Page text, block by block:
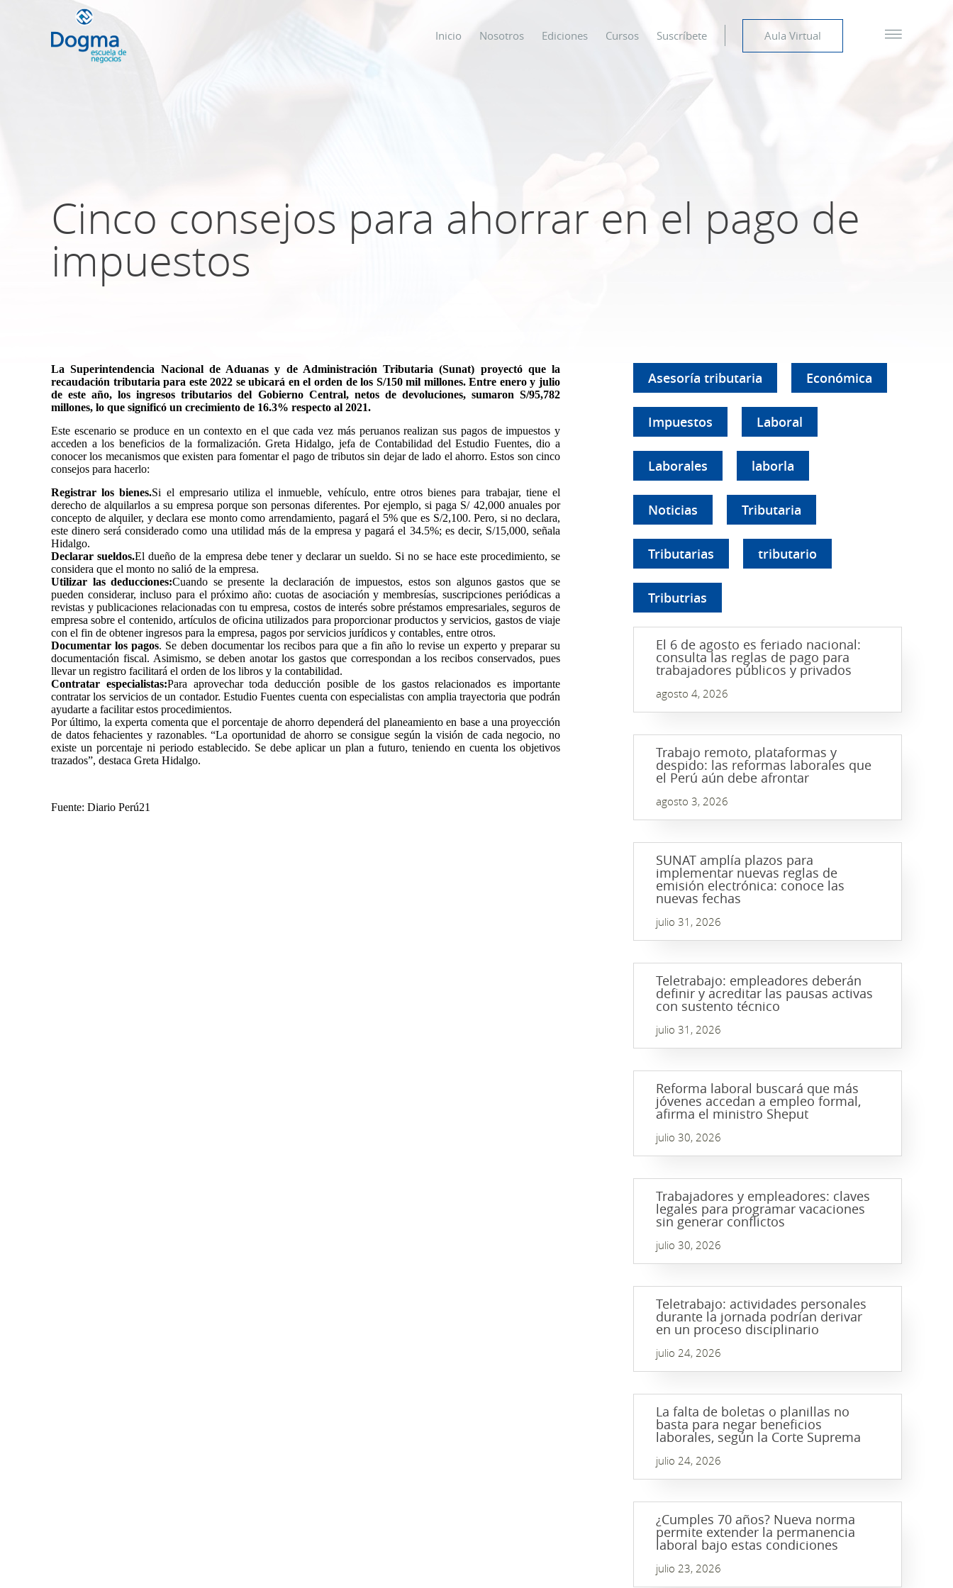
Inicio Nosotros Ediciones Cursos Suscríbete Aula Virtual
Cinco consejos para ahorrar en el pago de
impuestos
La Superintendencia Nacional de Aduanas y de Administración Tributaria (Sunat) proyectó que la
recaudación tributaria para este 2022 se ubicará en el orden de los S/150 mil millones. Entre enero y julio
de este año, los ingresos tributarios del Gobierno Central, netos de devoluciones, sumaron S/95,782
millones, lo que significó un crecimiento de 16.3% respecto al 2021.
Este escenario se produce en un contexto en el que cada vez más peruanos realizan sus pagos de impuestos y
acceden a los beneficios de la formalización. Greta Hidalgo, jefa de Contabilidad del Estudio Fuentes, dio a
conocer los mecanismos que existen para fomentar el pago de tributos sin dejar de lado el ahorro. Estos son cinco
consejos para hacerlo:
Registrar los bienes.Si el empresario utiliza el inmueble, vehículo, entre otros bienes para trabajar, tiene el
derecho de alquilarlos a su empresa porque son personas diferentes. Por ejemplo, si paga S/ 42,000 anuales por
concepto de alquiler, y declara ese monto como arrendamiento, pagará el 5% que es S/2,100. Pero, si no declara,
este dinero será considerado como una utilidad más de la empresa y pagará el 34.5%; es decir, S/15,000, señala
Hidalgo.
Declarar sueldos.El dueño de la empresa debe tener y declarar un sueldo. Si no se hace este procedimiento, se
considera que el monto no salió de la empresa.
Utilizar las deducciones:Cuando se presente la declaración de impuestos, estos son algunos gastos que se
pueden considerar, incluso para el próximo año: cuotas de asociación y membresías, suscripciones periódicas a
revistas y publicaciones relacionadas con tu empresa, costos de interés sobre préstamos empresariales, seguros de
empresa sobre el contenido, artículos de oficina utilizados para proporcionar productos y servicios, gastos de viaje
con el fin de obtener ingresos para la empresa, pagos por servicios jurídicos y contables, entre otros.
Documentar los pagos. Se deben documentar los recibos para que a fin año lo revise un experto y preparar su
documentación fiscal. Asimismo, se deben anotar los gastos que correspondan a los recibos conservados, pues
llevar un registro facilitará el orden de los libros y la contabilidad.
Contratar especialistas:Para aprovechar toda deducción posible de los gastos relacionados es importante
contratar los servicios de un contador. Estudio Fuentes cuenta con especialistas con amplia trayectoria que podrán
ayudarte a facilitar estos procedimientos.
Por último, la experta comenta que el porcentaje de ahorro dependerá del planeamiento en base a una proyección
de datos fehacientes y razonables. “La oportunidad de ahorro se consigue según la visión de cada negocio, no
existe un porcentaje ni periodo establecido. Se debe aplicar un plan a futuro, teniendo en cuenta los objetivos
trazados”, destaca Greta Hidalgo.
Fuente: Diario Perú21
Asesoría tributaria Económica
Impuestos Laboral
Laborales laborla
Noticias Tributaria
Tributarias tributario
Tributrias
El 6 de agosto es feriado nacional:
consulta las reglas de pago para
trabajadores públicos y privados
agosto 4, 2026
Trabajo remoto, plataformas y
despido: las reformas laborales que
el Perú aún debe afrontar
agosto 3, 2026
SUNAT amplía plazos para
implementar nuevas reglas de
emisión electrónica: conoce las
nuevas fechas
julio 31, 2026
Teletrabajo: empleadores deberán
definir y acreditar las pausas activas
con sustento técnico
julio 31, 2026
Reforma laboral buscará que más
jóvenes accedan a empleo formal,
afirma el ministro Sheput
julio 30, 2026
Trabajadores y empleadores: claves
legales para programar vacaciones
sin generar conflictos
julio 30, 2026
Teletrabajo: actividades personales
durante la jornada podrían derivar
en un proceso disciplinario
julio 24, 2026
La falta de boletas o planillas no
basta para negar beneficios
laborales, según la Corte Suprema
julio 24, 2026
¿Cumples 70 años? Nueva norma
permite extender la permanencia
laboral bajo estas condiciones
julio 23, 2026
TRIBUTACIÓN INTERNACIONAL | TODO SOBRE
NO DOMICILIADOS